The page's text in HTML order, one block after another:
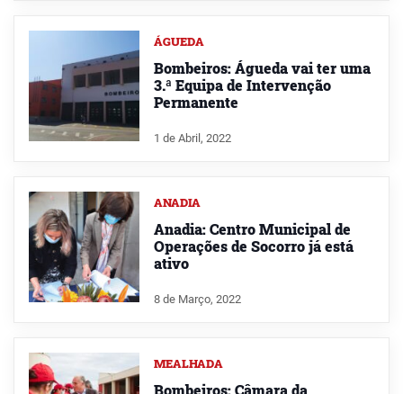
ÁGUEDA
Bombeiros: Águeda vai ter uma
3.ª Equipa de Intervenção
Permanente
1 de Abril, 2022
ANADIA
Anadia: Centro Municipal de
Operações de Socorro já está
ativo
8 de Março, 2022
MEALHADA
Bombeiros: Câmara da